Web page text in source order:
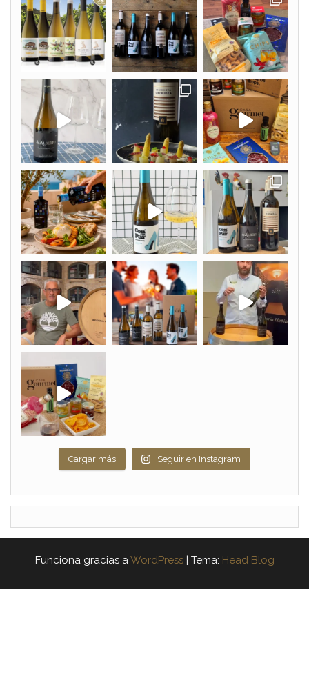
Cargar más Seguir en Instagram
Funciona gracias aWordPress | Tema: Head Blog